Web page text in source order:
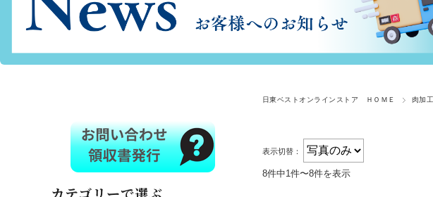
日東ベストオンラインストア ＨＯＭＥ 肉加
表示切替：
8件中1件〜8件を表示
カテゴリーで選ぶ